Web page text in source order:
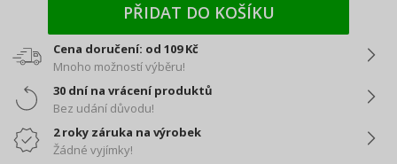
PŘIDAT DO KOŠÍKU
Cena doručení: od 109 Kč
Mnoho možností výběru!
30 dní na vrácení produktů
Bez udání důvodu!
2 roky záruka na výrobek
Žádné vyjímky!